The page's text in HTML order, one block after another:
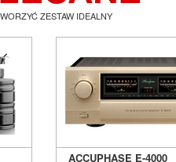
ZESTAW IDEALNY
ACCUPHASE E-4000